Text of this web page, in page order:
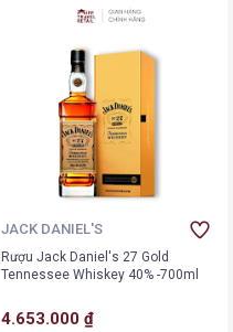
JACK DANIEL'S
Rượu Jack Daniel's 27 Gold
Tennessee Whiskey 40% -700ml
4.653.000 ₫